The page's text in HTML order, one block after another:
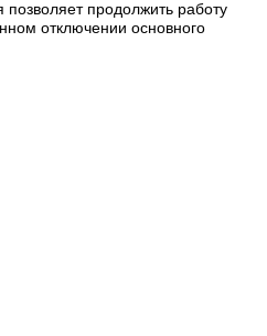
продолжить работу
отключении основного